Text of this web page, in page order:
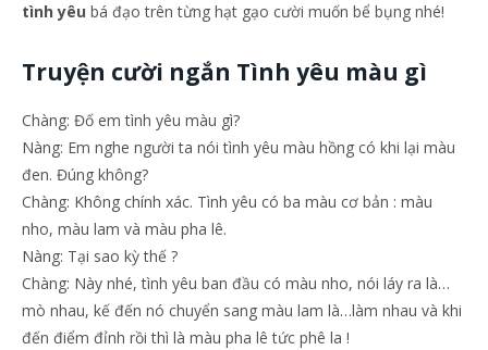
tình yêu bá đạo trên từng hạt gạo cười muốn bể bụng nhé!
Truyện cười ngắn Tình yêu màu gì
Chàng: Đố em tình yêu màu gì?
Nàng: Em nghe người ta nói tình yêu màu hồng có khi lại màu
đen. Đúng không?
Chàng: Không chính xác. Tình yêu có ba màu cơ bản : màu
nho, màu lam và màu pha lê.
Nàng: Tại sao kỳ thế ?
Chàng: Này nhé, tình yêu ban đầu có màu nho, nói láy ra là…
mò nhau, kế đến nó chuyển sang màu lam là…làm nhau và khi
đến điểm đỉnh rồi thì là màu pha lê tức phê la !